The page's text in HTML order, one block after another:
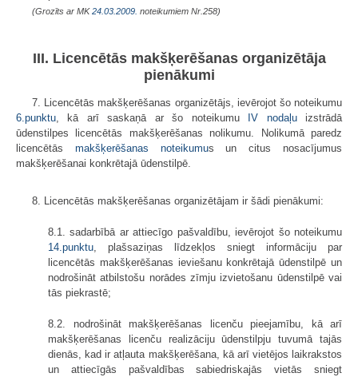
(Grozīts ar MK24.03.2009. noteikumiem Nr.258)
III. Licencētās makšķerēšanas organizētāja
pienākumi
7. Licencētās makšķerēšanas organizētājs, ievērojot šo noteikumu
6.punktu , kā arī saskaņā ar šo noteikumuIV nodaļuizstrādā
ūdenstilpes licencētās makšķerēšanas nolikumu. Nolikumā paredz
licencētās makšķerēšanas noteikumus un citus nosacījumus
makšķerēšanai konkrētajā ūdenstilpē.
8. Licencētās makšķerēšanas organizētājam ir šādi pienākumi:
8.1. sadarbībā ar attiecīgo pašvaldību, ievērojot šo noteikumu
14.punktu , plašsaziņas līdzekļos sniegt informāciju par
licencētās makšķerēšanas ieviešanu konkrētajā ūdenstilpē un
nodrošināt atbilstošu norādes zīmju izvietošanu ūdenstilpē vai
tās piekrastē;
8.2. nodrošināt makšķerēšanas licenču pieejamību, kā arī
makšķerēšanas licenču realizāciju ūdenstilpju tuvumā tajās
dienās, kad ir atļauta makšķerēšana, kā arī vietējos laikrakstos
un attiecīgās pašvaldības sabiedriskajās vietās sniegt